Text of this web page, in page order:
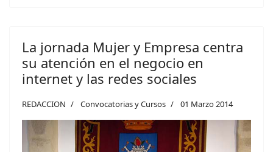
La jornada Mujer y Empresa centra
su atención en el negocio en
internet y las redes sociales
REDACCION Convocatorias y Cursos 01 Marzo 2014